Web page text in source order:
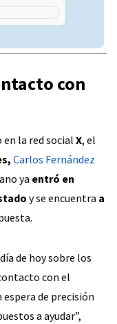
con
en la red social X, el
Carlos Fernández
ya entró en
y se encuentra a
de hoy sobre los
con el
de precisión
a ayudar”,